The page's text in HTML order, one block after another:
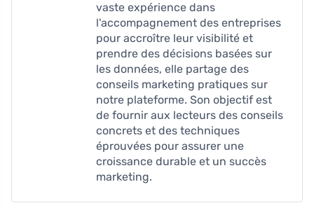
vaste expérience dans
l'accompagnement des entreprises
pour accroître leur visibilité et
prendre des décisions basées sur
les données, elle partage des
conseils marketing pratiques sur
notre plateforme. Son objectif est
de fournir aux lecteurs des conseils
concrets et des techniques
éprouvées pour assurer une
croissance durable et un succès
marketing.